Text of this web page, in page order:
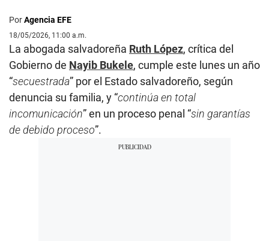
PorAgencia EFE
18/05/2026, 11:00 a.m.
La abogada salvadoreña Ruth López, crítica del
Gobierno de Nayib Bukele, cumple este lunes un año
“secuestrada” por el Estado salvadoreño, según
denuncia su familia, y “continúa en total
incomunicación” en un proceso penal “sin garantías
de debido proceso”.